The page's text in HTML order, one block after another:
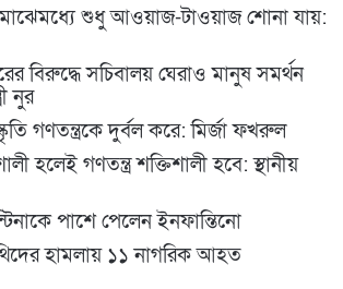
মাঝেমধ্যে শুধু আওয়াজ-টাওয়াজ শোনা যায়:
বিরুদ্ধে সচিবালয় ঘেরাও মানুষ সমর্থন
নুর
গণতন্ত্রকে দুর্বল করে: মির্জা ফখরুল
হলেই গণতন্ত্র শক্তিশালী হবে: স্থানীয়
পাশে পেলেন ইনফান্তিনো
হামলায় ১১ নাগরিক আহত